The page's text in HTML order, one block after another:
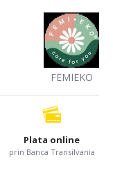
FEMIEKO
Plata online
prin Banca Transilvania